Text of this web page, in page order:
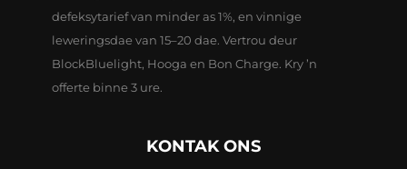
defeksytarief van minder as 1%, en vinnige
leweringsdae van 15–20 dae. Vertrou deur
BlockBluelight, Hooga en Bon Charge. Kry ’n
offerte binne 3 ure.
KONTAK ONS